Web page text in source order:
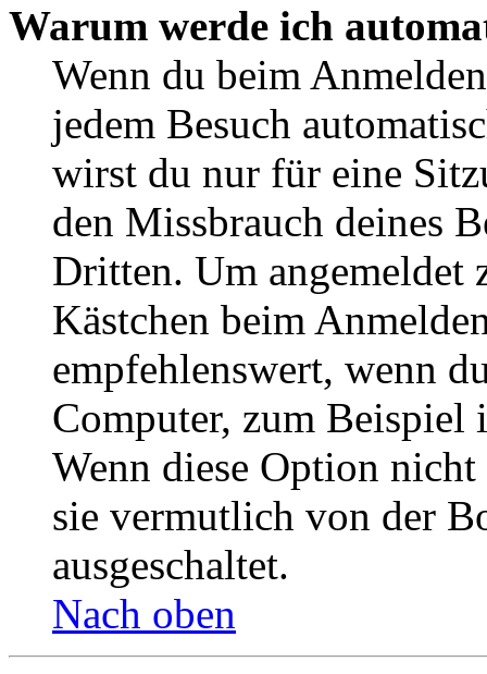
Warum werde ich
Wenn du beim
jedem Besuch
wirst du nur für eine
den Missbrauch deines
Dritten. Um angemeldet
Kästchen beim
empfehlenswert, wenn
Computer, zum Beispiel
Wenn diese Option
sie vermutlich von der
ausgeschaltet.
Nach oben